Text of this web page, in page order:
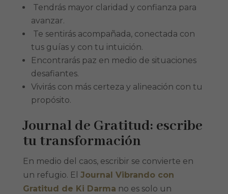
Tendrás mayor claridad y confianza para
avanzar.
Te sentirás acompañada, conectada con
tus guías y con tu intuición.
Encontrarás paz en medio de situaciones
desafiantes.
Vivirás con más certeza y alineación con tu
propósito.
Journal de Gratitud: escribe
tu transformación
En medio del caos, escribir se convierte en
un refugio. El Journal Vibrando con
Gratitud de Ki Darma no es solo un